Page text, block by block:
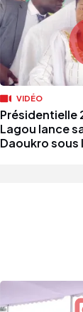
VIDÉO
Présidentielle
Lagou lance
Daoukro sous